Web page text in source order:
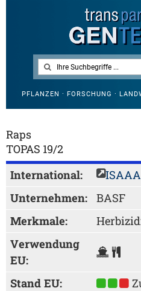
PFLANZEN · FORSCHUNG ·
Raps
TOPAS 19/2
International:
Unternehmen:
BASF
Merkmale:
Verwendung
EU:
Stand EU: